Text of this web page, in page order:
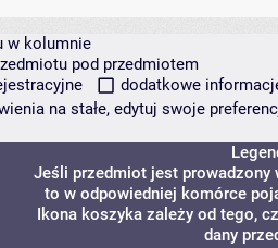
w kolumnie
pod przedmiotem
dodatkowe
na stałe, edytuj swoje
Jeśli przedmiot jest prowadzony
to w odpowiedniej komórce
Ikona koszyka zależy od tego,
dany